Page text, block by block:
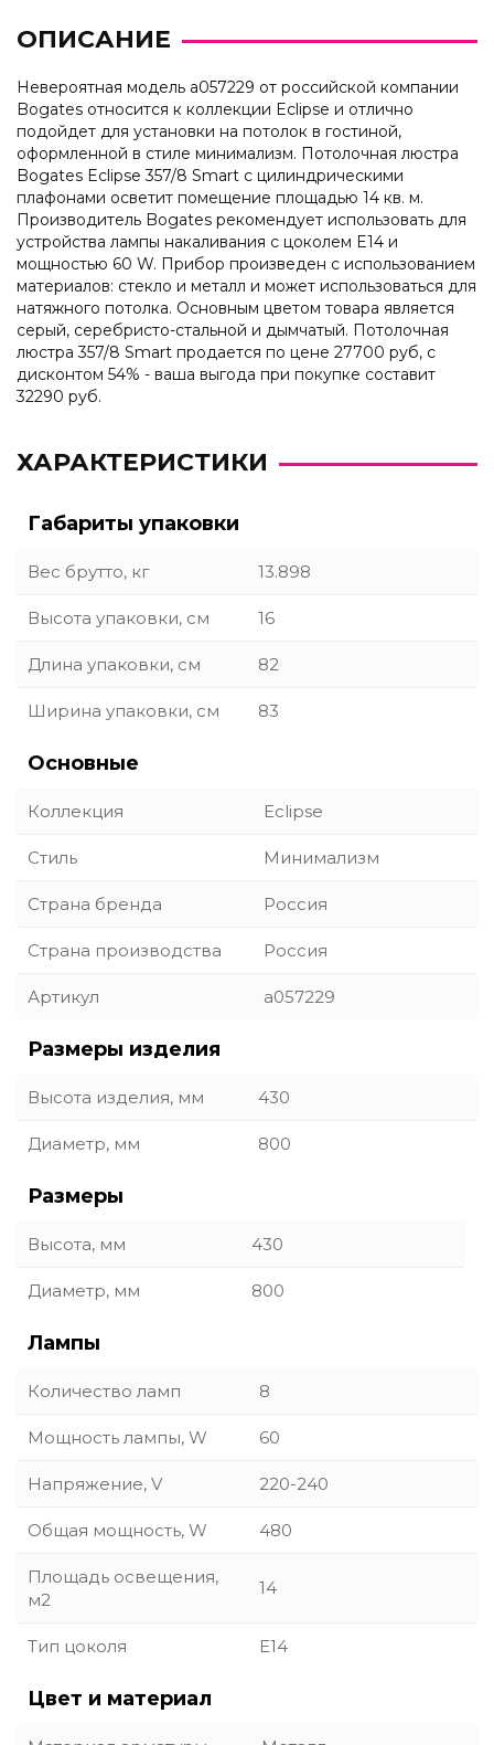
ОПИСАНИЕ
Невероятная модель a057229 от российской компании
Bogates относится к коллекции Eclipse и отлично
подойдет для установки на потолок в гостиной,
оформленной в стиле минимализм. Потолочная люстра
Bogates Eclipse 357/8 Smart с цилиндрическими
плафонами осветит помещение площадью 14 кв. м.
Производитель Bogates рекомендует использовать для
устройства лампы накаливания с цоколем E14 и
мощностью 60 W. Прибор произведен с использованием
материалов: стекло и металл и может использоваться для
натяжного потолка. Основным цветом товара является
серый, серебристо-стальной и дымчатый. Потолочная
люстра 357/8 Smart продается по цене 27700 руб, с
дисконтом 54% - ваша выгода при покупке составит
32290 руб.
ХАРАКТЕРИСТИКИ
Габариты упаковки
Вес брутто, кг 13.898
Высота упаковки, см 16
Длина упаковки, см 82
Ширина упаковки, см 83
Основные
Коллекция Eclipse
Стиль Минимализм
Страна бренда Россия
Страна производства Россия
Артикул a057229
Размеры изделия
Высота изделия, мм 430
Диаметр, мм 800
Размеры
Высота, мм 430
Диаметр, мм 800
Лампы
Количество ламп 8
Мощность лампы, W 60
Напряжение, V 220-240
Общая мощность, W 480
Площадь освещения,
м2
14
Тип цоколя E14
Цвет и материал